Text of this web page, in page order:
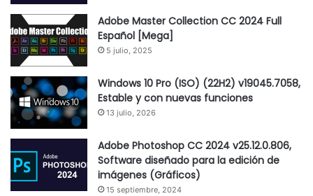
Adobe Master Collection CC 2024 Full
Español [Mega]
5 julio, 2025
Windows 10 Pro (ISO) (22H2) v19045.7058,
Estable y con nuevas funciones
13 julio, 2026
Adobe Photoshop CC 2024 v25.12.0.806,
Software diseñado para la edición de
imágenes (Gráficos)
15 septiembre, 2024